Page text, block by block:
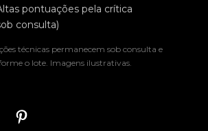
pontuações pela crítica
consulta)
técnicas permanecem sob consulta e
o lote. Imagens ilustrativas.